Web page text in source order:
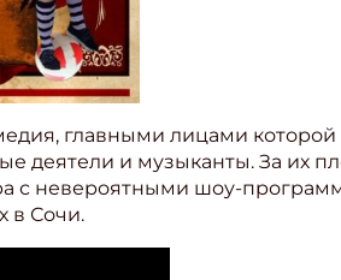
главными лицами которой
деятели и музыканты. За их
с невероятными шоу-
в Сочи.